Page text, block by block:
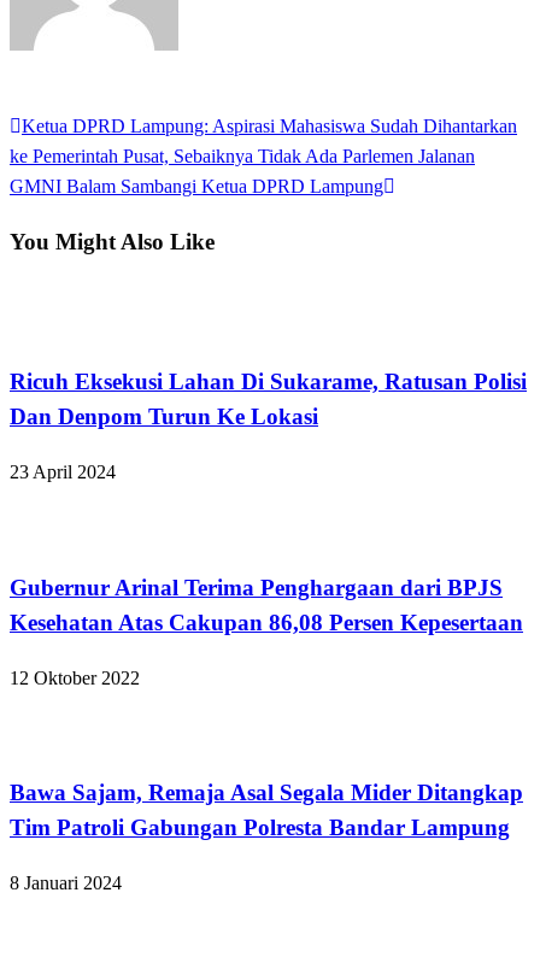
Navigasi
pos
Previous
Post
Ketua DPRD Lampung: Aspirasi Mahasiswa Sudah Dihantarkan
ke Pemerintah Pusat, Sebaiknya Tidak Ada Parlemen Jalanan
Next
GMNI Balam Sambangi Ketua DPRD Lampung
You Might Also Like
Ricuh Eksekusi Lahan Di Sukarame, Ratusan Polisi
Dan Denpom Turun Ke Lokasi
23 April 2024
Gubernur Arinal Terima Penghargaan dari BPJS
Kesehatan Atas Cakupan 86,08 Persen Kepesertaan
12 Oktober 2022
Bawa Sajam, Remaja Asal Segala Mider Ditangkap
Tim Patroli Gabungan Polresta Bandar Lampung
8 Januari 2024